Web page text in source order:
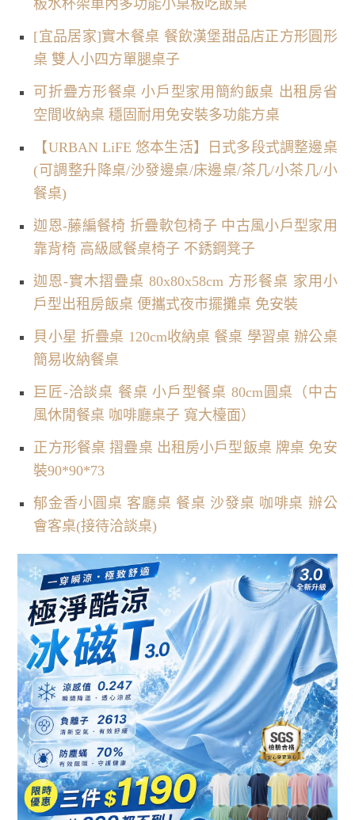
板水杯架車內多功能小桌板吃飯桌
[宜品居家]實木餐桌 餐飲漢堡甜品店正方形圓形
桌 雙人小四方單腿桌子
可折疊方形餐桌 小戶型家用簡約飯桌 出租房省
空間收納桌 穩固耐用免安裝多功能方桌
【URBAN LiFE 悠本生活】日式多段式調整邊桌
(可調整升降桌/沙發邊桌/床邊桌/茶几/小茶几/小
餐桌)
迦恩-藤編餐椅 折疊軟包椅子 中古風小戶型家用
靠背椅 高級感餐桌椅子 不銹鋼凳子
迦恩-實木摺疊桌 80x80x58cm 方形餐桌 家用小
戶型出租房飯桌 便攜式夜市擺攤桌 免安裝
貝小星 折疊桌 120cm收納桌 餐桌 學習桌 辦公桌
簡易收納餐桌
巨匠-洽談桌 餐桌 小戶型餐桌 80cm圓桌（中古
風休閒餐桌 咖啡廳桌子 寬大檯面）
正方形餐桌 摺疊桌 出租房小戶型飯桌 牌桌 免安
裝90*90*73
郁金香小圓桌 客廳桌 餐桌 沙發桌 咖啡桌 辦公
會客桌(接待洽談桌)